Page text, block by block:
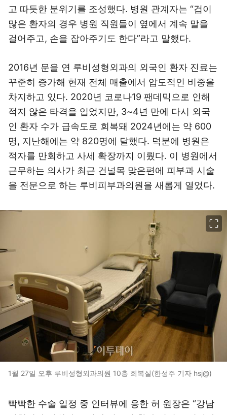
고 따듯한 분위기를 조성했다. 병원 관계자는 “겁이
많은 환자의 경우 병원 직원들이 옆에서 계속 말을
걸어주고, 손을 잡아주기도 한다”라고 말했다.
2016년 문을 연 루비성형외과의 외국인 환자 진료는
꾸준히 증가해 현재 전체 매출에서 압도적인 비중을
차지하고 있다. 2020년 코로나19 팬데믹으로 인해
적지 않은 타격을 입었지만, 3~4년 만에 다시 외국
인 환자 수가 급속도로 회복돼 2024년에는 약 600
명, 지난해에는 약 820명에 달했다. 덕분에 병원은
적자를 만회하고 사세 확장까지 이뤘다. 이 병원에서
근무하는 의사가 최근 건널목 맞은편에 피부과 시술
을 전문으로 하는 루비피부과의원을 새롭게 열었다.
1월 27일 오후 루비성형외과의원 10층 회복실(한성주 기자 hsj@)
빡빡한 수술 일정 중 인터뷰에 응한 허 원장은 “강남